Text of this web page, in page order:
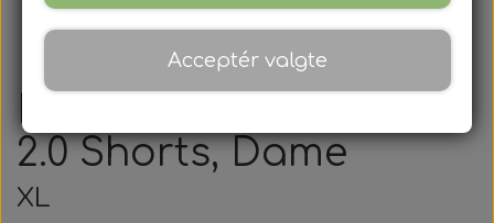
KSV - Craft, Progress
2.0 Shorts, Dame
XL
Acceptér valgte